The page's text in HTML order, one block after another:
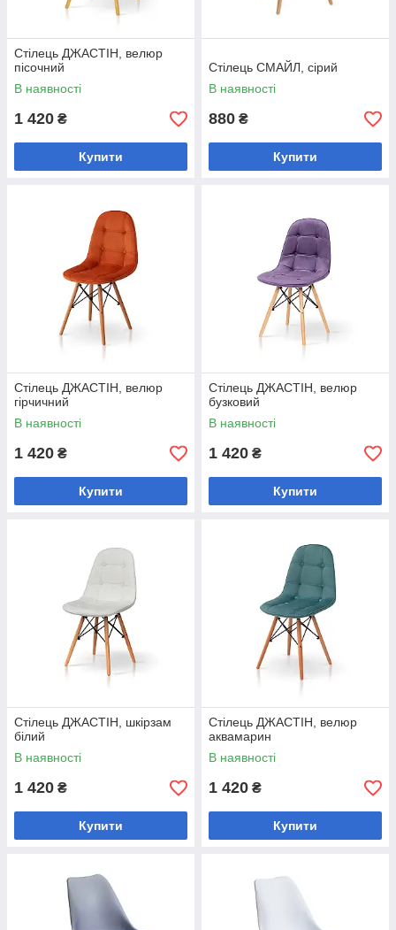
Стілець ДЖАСТІН, велюр
пісочний
В наявності
1 420 ₴
Купити
Стілець СМАЙЛ, сірий
В наявності
880 ₴
Купити
Стілець ДЖАСТІН, велюр
гірчичний
В наявності
1 420 ₴
Купити
Стілець ДЖАСТІН, велюр
бузковий
В наявності
1 420 ₴
Купити
Стілець ДЖАСТІН, шкірзам
білий
В наявності
1 420 ₴
Купити
Стілець ДЖАСТІН, велюр
аквамарин
В наявності
1 420 ₴
Купити